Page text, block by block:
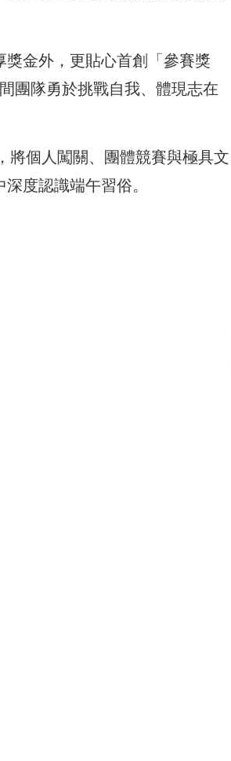
金外，更貼心首創「參賽獎
團隊勇於挑戰自我、體現志在
將個人闖關、團體競賽與極具文
度認識端午習俗。